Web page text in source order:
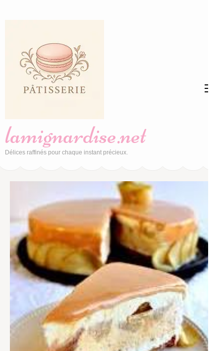
(Pressez
Entrée)
lamignardise.net
Délices raffinés pour chaque instant précieux.